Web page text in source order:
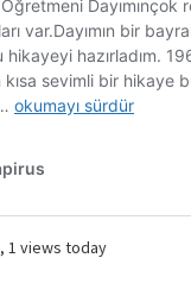
, 1 views today